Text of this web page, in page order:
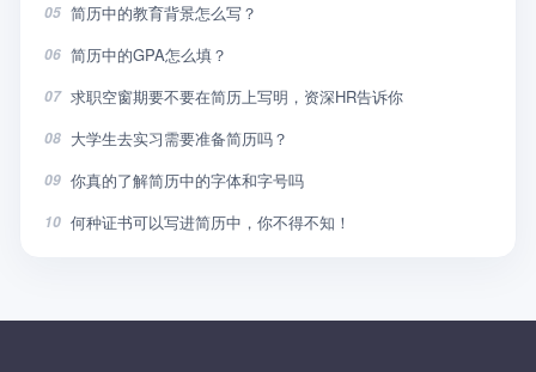
05 简历中的教育背景怎么写？
06 简历中的GPA怎么填？
07 求职空窗期要不要在简历上写明，资深HR告诉你
08 大学生去实习需要准备简历吗？
09 你真的了解简历中的字体和字号吗
10 何种证书可以写进简历中，你不得不知！